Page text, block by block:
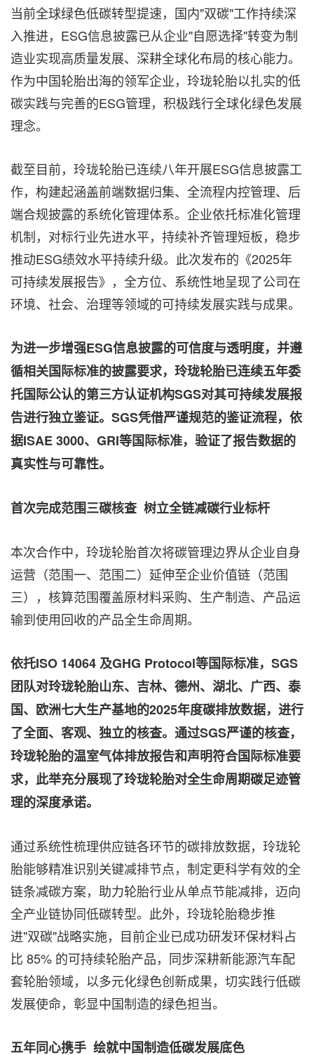
当前全球绿色低碳转型提速，国内"双碳"工作持续深
入推进，ESG信息披露已从企业"自愿选择"转变为制
造业实现高质量发展、深耕全球化布局的核心能力。
作为中国轮胎出海的领军企业，玲珑轮胎以扎实的低
碳实践与完善的ESG管理，积极践行全球化绿色发展
理念。
截至目前，玲珑轮胎已连续八年开展ESG信息披露工
作，构建起涵盖前端数据归集、全流程内控管理、后
端合规披露的系统化管理体系。企业依托标准化管理
机制，对标行业先进水平，持续补齐管理短板，稳步
推动ESG绩效水平持续升级。此次发布的《2025年
可持续发展报告》，全方位、系统性地呈现了公司在
环境、社会、治理等领域的可持续发展实践与成果。
为进一步增强ESG信息披露的可信度与透明度，并遵
循相关国际标准的披露要求，玲珑轮胎已连续五年委
托国际公认的第三方认证机构SGS对其可持续发展报
告进行独立鉴证。 SGS凭借严谨规范的鉴证流程，依
据ISAE 3000、 GRI等国际标准，验证了报告数据的
真实性与可靠性。
首次完成范围三碳核查 树立全链减碳行业标杆
本次合作中，玲珑轮胎首次将碳管理边界从企业自身
运营（范围一、范围二）延伸至企业价值链（范围
三），核算范围覆盖原材料采购、生产制造、产品运
输到使用回收的产品全生命周期。
依托ISO 14064及GHG Protocol等国际标准， SGS
团队对玲珑轮胎山东、吉林、德州、湖北、广西、泰
国、欧洲七大生产基地的2025年度碳排放数据，进行
了全面、客观、独立的核查。通过SGS严谨的核查，
玲珑轮胎的温室气体排放报告和声明符合国际标准要
求，此举充分展现了玲珑轮胎对全生命周期碳足迹管
理的深度承诺。
通过系统性梳理供应链各环节的碳排放数据，玲珑轮
胎能够精准识别关键减排节点，制定更科学有效的全
链条减碳方案，助力轮胎行业从单点节能减排，迈向
全产业链协同低碳转型。此外，玲珑轮胎稳步推
进"双碳"战略实施，目前企业已成功研发环保材料占
比 85% 的可持续轮胎产品，同步深耕新能源汽车配
套轮胎领域，以多元化绿色创新成果，切实践行低碳
发展使命，彰显中国制造的绿色担当。
五年同心携手 绘就中国制造低碳发展底色